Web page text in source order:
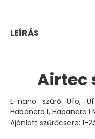
LEÍRÁS
Airtec
E-nano szűrő Ufo,
Habanero I, Habanero
Ajánlott szűrőcsere: 1-